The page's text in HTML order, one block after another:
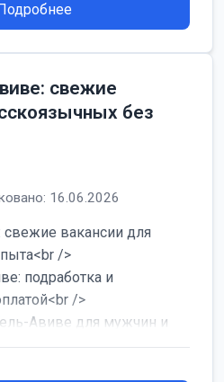
свежие
без
16.06.2026
вакансии для
/>
подработка и
/>
Авиве для мужчин и